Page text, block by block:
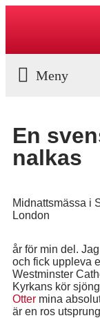
En
nalkas
Midnattsmässa i
London
år för min del.
och fick uppleva
Westminster
Kyrkans kör
Otter mina
är en ros